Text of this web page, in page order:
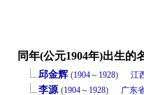
同年(公元1904年)出生的
邱金辉 (1904～ 1928) 江
李源 (1904～ 1928) 广东